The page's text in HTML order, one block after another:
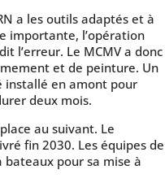
a les outils adaptés et à
importante, l’opération
l’erreur. Le MCMV a donc
et de peinture. Un
installé en amont pour
deux mois.
au suivant. Le
fin 2030. Les équipes de
bateaux pour sa mise à